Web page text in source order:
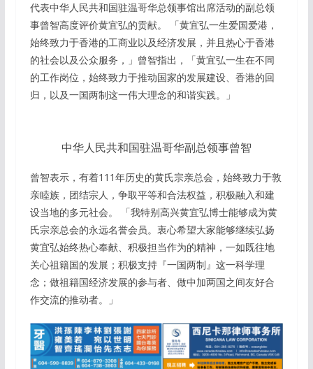
代表中华人民共和国驻温哥华总领事馆出席活动的副总领
事曾智高度评价黄宜弘的贡献。 「黄宜弘一生爱国爱港，
始终致力于香港的工商业以及经济发展，并且热心于香港
的社会以及公众服务，」曾智指出，「黄宜弘一生在不同
的工作岗位，始终致力于推动国家的发展建设、香港的回
归，以及一国两制这一伟大理念的和谐实践。」
中华人民共和国驻温哥华副总领事曾智
曾智表示，有着111年历史的黄氏宗亲总会，始终致力于敦
亲睦族，团结宗人，争取平等和合法权益，积极融入和建
设当地的多元社会。 「我特别高兴黄宜弘博士能够成为黄
氏宗亲总会的永远名誉会员。衷心希望大家能够继续弘扬
黄宜弘始终热心奉献、积极担当作为的精神，一如既往地
关心祖籍国的发展；积极支持『一国两制』这一科学理
念；做祖籍国经济发展的参与者、做中加两国之间友好合
作交流的推动者。」